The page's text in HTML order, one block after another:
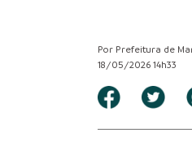
Por Prefeitura de
18/05/2026 14h33